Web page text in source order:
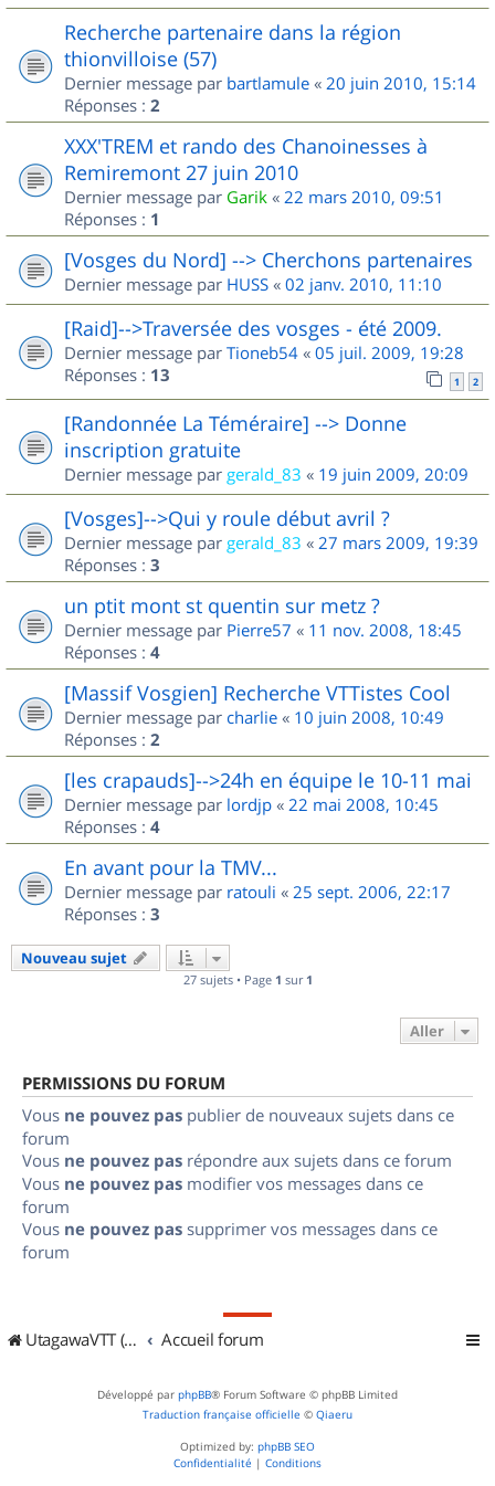
Recherche partenaire dans la région
thionvilloise (57)
Dernier message par bartlamule « 20 juin 2010, 15:14
Réponses : 2
XXX'TREM et rando des Chanoinesses à
Remiremont 27 juin 2010
Dernier message par Garik « 22 mars 2010, 09:51
Réponses : 1
[Vosges du Nord] --> Cherchons partenaires
Dernier message par HUSS « 02 janv. 2010, 11:10
[Raid]-->Traversée des vosges - été 2009.
Dernier message par Tioneb54 « 05 juil. 2009, 19:28
Réponses : 13 1 2
[Randonnée La Téméraire] --> Donne
inscription gratuite
Dernier message par gerald_83 « 19 juin 2009, 20:09
[Vosges]-->Qui y roule début avril ?
Dernier message par gerald_83 « 27 mars 2009, 19:39
Réponses : 3
un ptit mont st quentin sur metz ?
Dernier message par Pierre57 « 11 nov. 2008, 18:45
Réponses : 4
[Massif Vosgien] Recherche VTTistes Cool
Dernier message par charlie « 10 juin 2008, 10:49
Réponses : 2
[les crapauds]-->24h en équipe le 10-11 mai
Dernier message par lordjp « 22 mai 2008, 10:45
Réponses : 4
En avant pour la TMV...
Dernier message par ratouli « 25 sept. 2006, 22:17
Réponses : 3
Nouveau sujet
27 sujets • Page 1 sur 1
Aller
PERMISSIONS DU FORUM
Vous ne pouvez pas publier de nouveaux sujets dans ce
forum
Vous ne pouvez pas répondre aux sujets dans ce forum
Vous ne pouvez pas modifier vos messages dans ce
forum
Vous ne pouvez pas supprimer vos messages dans ce
forum
UtagawaVTT (Randos VTT et VTTAE avec traces GPS) Accueil forum
Développé par phpBB® Forum Software © phpBB Limited
Traduction française officielle © Qiaeru
Optimized by: phpBB SEO
Confidentialité | Conditions